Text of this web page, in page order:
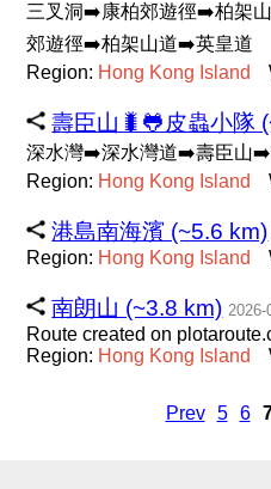
三叉洞➡️康柏郊遊徑➡️柏架
郊遊徑➡️柏架山道➡️英皇道
Region: Hong Kong Island
壽臣山🐛🐸皮蟲小隊
深水灣➡️深水灣道➡️壽臣山
Region: Hong Kong Island
港島南海濱 (~5.6 km)
Region: Hong Kong Island
南朗山 (~3.8 km) 2026-
Route created on
Region: Hong Kong Island
Prev 5 6